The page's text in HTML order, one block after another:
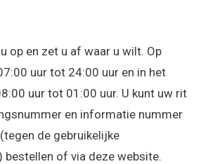
op en zet u af waar u wilt. Op
uur tot 24:00 uur en in het
uur tot 01:00 uur. U kunt uw rit
en informatie nummer
(tegen de gebruikelijke
bestellen of via deze website.